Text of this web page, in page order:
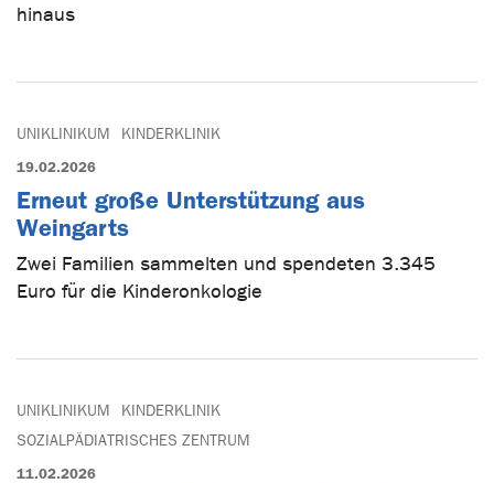
hinaus
UNIKLINIKUM KINDERKLINIK
19.02.2026
Erneut große Unterstützung aus
Weingarts
Zwei Familien sammelten und spendeten 3.345
Euro für die Kinderonkologie
UNIKLINIKUM
KINDERKLINIK
SOZIALPÄDIATRISCHES ZENTRUM
11.02.2026